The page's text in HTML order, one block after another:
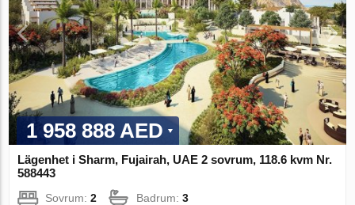
1 958 888 AED
Lägenhet i Sharm, Fujairah, UAE 2 sovrum, 118.6 kvm Nr.
588443
Sovrum:2 Badrum:3